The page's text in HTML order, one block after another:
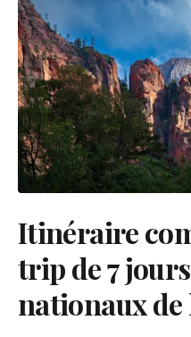
Itinéraire
trip de 7
nationaux de